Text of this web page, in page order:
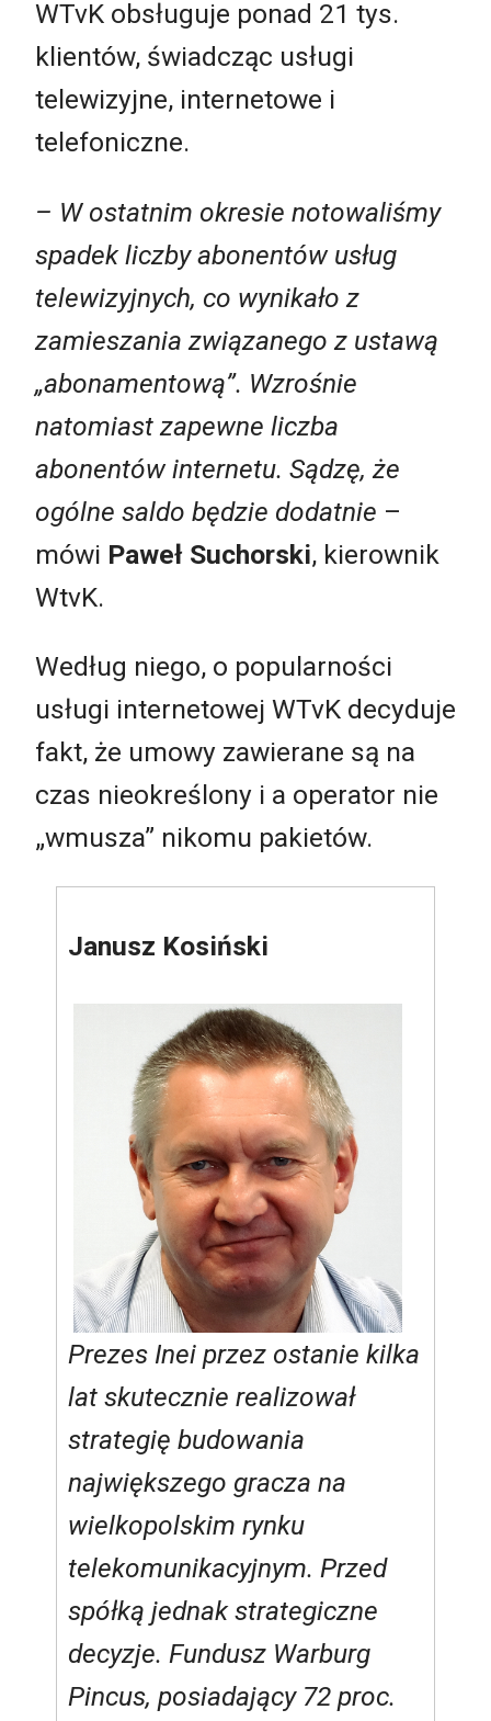
WTvK obsługuje ponad 21 tys.
klientów, świadcząc usługi
telewizyjne, internetowe i
telefoniczne.
– W ostatnim okresie notowaliśmy
spadek liczby abonentów usług
telewizyjnych, co wynikało z
zamieszania związanego z ustawą
„abonamentową”. Wzrośnie
natomiast zapewne liczba
abonentów internetu. Sądzę, że
ogólne saldo będzie dodatnie –
mówi Paweł Suchorski, kierownik
WtvK.
Według niego, o popularności
usługi internetowej WTvK decyduje
fakt, że umowy zawierane są na
czas nieokreślony i a operator nie
„wmusza” nikomu pakietów.
Janusz Kosiński
Prezes Inei przez ostanie kilka
lat skutecznie realizował
strategię budowania
największego gracza na
wielkopolskim rynku
telekomunikacyjnym. Przed
spółką jednak strategiczne
decyzje. Fundusz Warburg
Pincus, posiadający 72 proc.